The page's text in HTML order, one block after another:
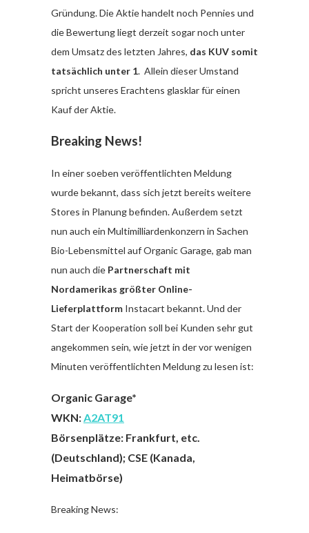
Gründung. Die Aktie handelt noch Pennies und
die Bewertung liegt derzeit sogar noch unter
dem Umsatz des letzten Jahres, das KUV somit
tatsächlich unter 1. Allein dieser Umstand
spricht unseres Erachtens glasklar für einen
Kauf der Aktie.
Breaking News!
In einer soeben veröffentlichten Meldung
wurde bekannt, dass sich jetzt bereits weitere
Stores in Planung befinden. Außerdem setzt
nun auch ein Multimilliardenkonzern in Sachen
Bio-Lebensmittel auf Organic Garage, gab man
nun auch die Partnerschaft mit
Nordamerikas größter Online-
Lieferplattform Instacart bekannt. Und der
Start der Kooperation soll bei Kunden sehr gut
angekommen sein, wie jetzt in der vor wenigen
Minuten veröffentlichten Meldung zu lesen ist:
Organic Garage*
WKN:A2AT91
Börsenplätze: Frankfurt, etc.
(Deutschland); CSE (Kanada,
Heimatbörse)
Breaking News: